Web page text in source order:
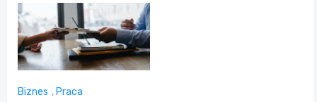
Biznes , Praca